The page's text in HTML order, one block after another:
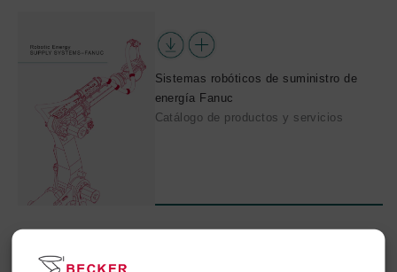
Sistemas robóticos de suministro de
energía Fanuc
Catálogo de productos y servicios